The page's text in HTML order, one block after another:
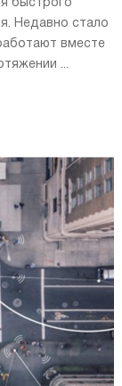
быстрого
Недавно стало
вместе
...